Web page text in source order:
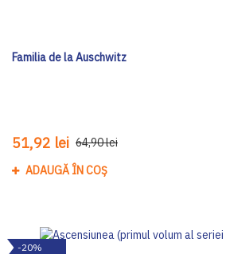
Familia de la Auschwitz
51,92 lei 64,90 lei
ADAUGĂ ÎN COȘ
-20%